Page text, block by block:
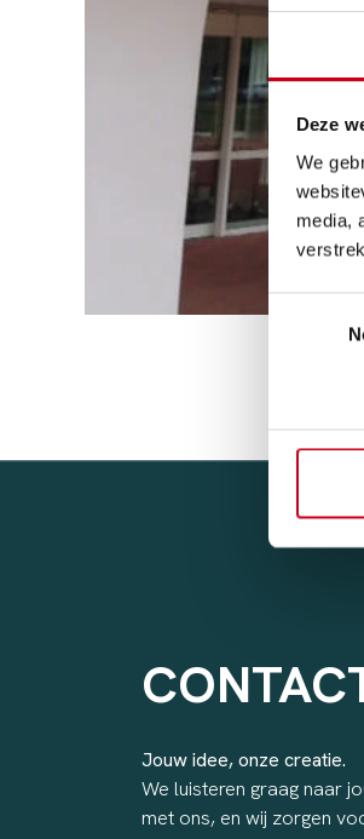
Deze
We
media,
Jouw idee, onze creatie.
We luisteren graag naar
met ons, en wij zorgen